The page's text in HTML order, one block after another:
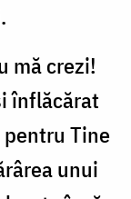
mă crezi!
înflăcărat
Tine
unui